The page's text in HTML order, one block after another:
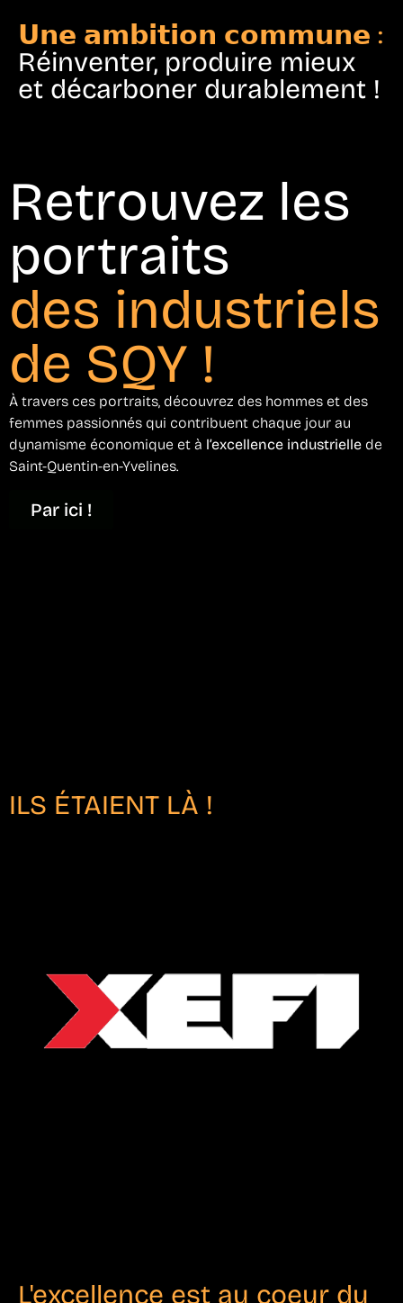
𝗨𝗻𝗲 𝗮𝗺𝗯𝗶𝘁𝗶𝗼𝗻 𝗰𝗼𝗺𝗺𝘂𝗻𝗲 :
Réinventer, produire mieux
et décarboner durablement !
Retrouvez les
portraits
des industriels
de SQY !
À travers ces portraits, découvrez des hommes et des
femmes passionnés qui contribuent chaque jour au
dynamisme économique et à l’excellence industrielle de
Saint-Quentin-en-Yvelines.
Par ici !
ILS ÉTAIENT LÀ !
L'excellence est au coeur du